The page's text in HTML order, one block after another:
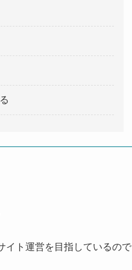
イト運営を目指しているので